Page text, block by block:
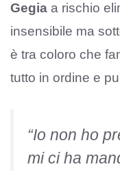
Gegia a rischio
insensibile ma
è tra coloro che
tutto in ordine e
“Io non ho
mi ci ha